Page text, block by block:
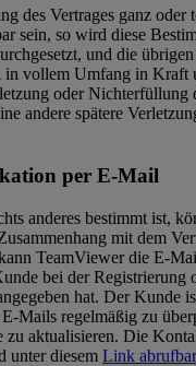
des Vertrages ganz oder
sein, so wird diese
und die
in vollem Umfang in Kraft
oder Nichterfüllung
andere spätere
per E-Mail
anderes bestimmt ist,
mit dem
TeamViewer die E-
bei der Registrierung
hat. Der Kunde
Mails regelmäßig zu
zu aktualisieren. Die
unter diesem Link abrufbar